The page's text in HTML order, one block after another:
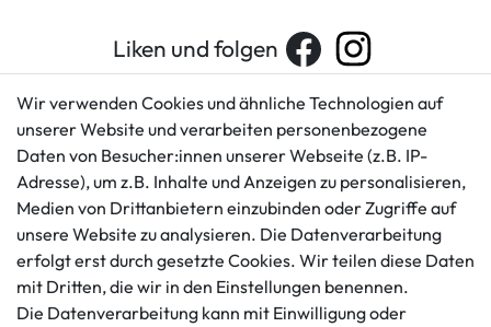
Liken und folgen
Kundenservice
+49 421 596586
Mo. - Fr. 9 - 16 Uhr
info@gameworld.de
Kontaktformular
Rechtliches
AGB
Impressum
Datenschutzerklärung
Barrierefreiheitserklärung
Widerrufs­recht
Vertrag widerrufen
Wir verwenden Cookies und ähnliche Technologien auf
unserer Website und verarbeiten personenbezogene
Daten von Besucher:innen unserer Webseite (z.B. IP-
Adresse), um z.B. Inhalte und Anzeigen zu personalisieren,
Medien von Drittanbietern einzubinden oder Zugriffe auf
unsere Website zu analysieren. Die Datenverarbeitung
erfolgt erst durch gesetzte Cookies. Wir teilen diese Daten
mit Dritten, die wir in den Einstellungen benennen.
Die Datenverarbeitung kann mit Einwilligung oder